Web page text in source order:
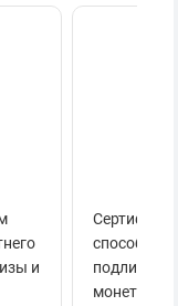
и
способов
монеты.